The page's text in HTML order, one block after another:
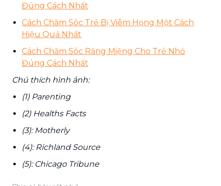
Đúng Cách Nhất
Cách Chăm Sóc Trẻ Bị Viêm Họng Một Cách
Hiệu Quả Nhất
Cách Chăm Sóc Răng Miệng Cho Trẻ Nhỏ
Đúng Cách Nhất
Chú thích hình ảnh:
(1) Parenting
(2) Healths Facts
(3): Motherly
(4): Richland Source
(5): Chicago Tribune